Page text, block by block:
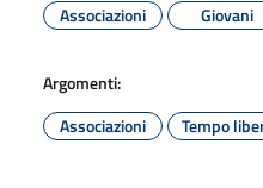
Associazioni
Giovani
Argomenti:
Associazioni
Tempo